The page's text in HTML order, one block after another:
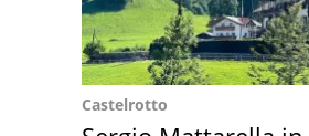
Castelrotto